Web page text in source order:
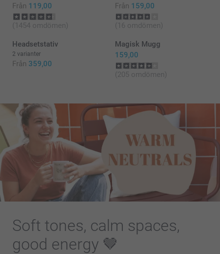
Från 119,00
(1454 omdömen)
Från 159,00
(16 omdömen)
Headsetstativ
2 varianter
Från 359,00
Magisk Mugg
159,00
(205 omdömen)
Soft tones, calm spaces,
good energy 🤎